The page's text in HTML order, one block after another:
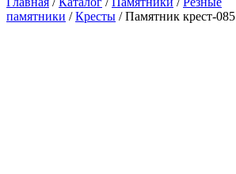
памятники /Кресты / Памятник крест-085